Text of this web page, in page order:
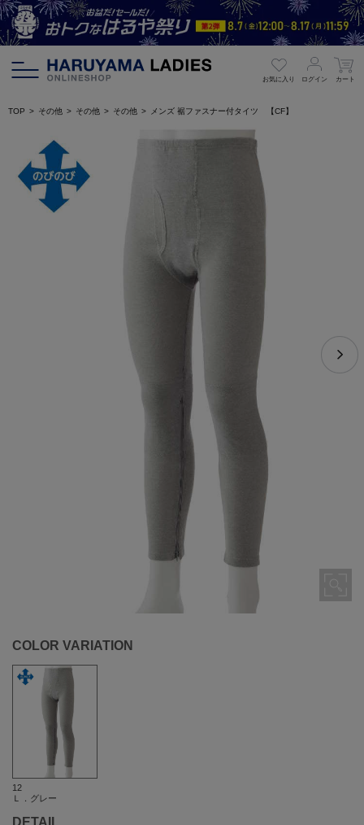
お気に入り ログイン カート
TOP その他 その他 その他 メンズ 裾ファスナー付タイツ 【CF】
COLOR VARIATION
12
Ｌ．グレー
DETAIL